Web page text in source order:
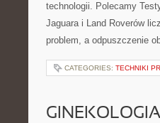
technologii. Polecamy
Jaguara i Land Roverów
problem, a odpuszczenie
CATEGORIES: TECHNIKI